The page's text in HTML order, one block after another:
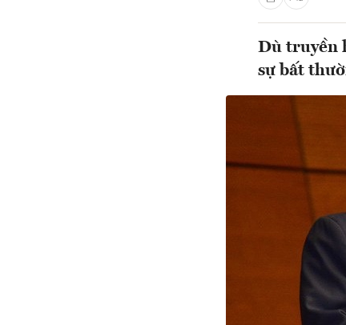
Dù truyền
sự bất